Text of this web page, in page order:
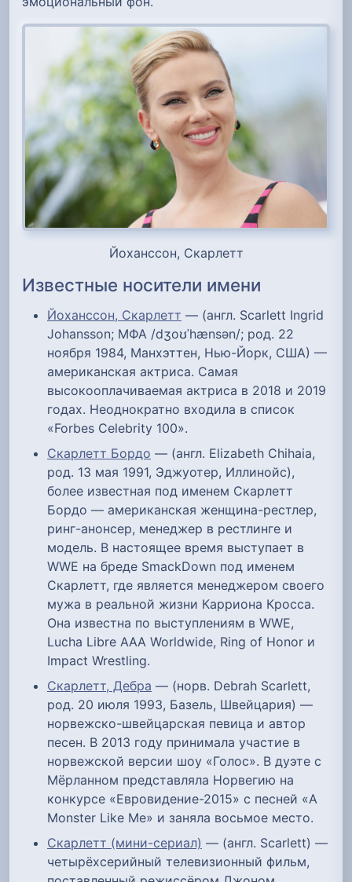
Йоханссон, Скарлетт
Известные носители имени
Йоханссон, Скарлетт — (англ. Scarlett Ingrid
Johansson; МФА /dʒoʊˈhænsən/; род. 22
ноября 1984, Манхэттен, Нью-Йорк, США) —
американская актриса. Самая
высокооплачиваемая актриса в 2018 и 2019
годах. Неоднократно входила в список
«Forbes Celebrity 100».
Скарлетт Бордо — (англ. Elizabeth Chihaia,
род. 13 мая 1991, Эджуотер, Иллинойс),
более известная под именем Скарлетт
Бордо — американская женщина-рестлер,
ринг-анонсер, менеджер в рестлинге и
модель. В настоящее время выступает в
WWE на бреде SmackDown под именем
Скарлетт, где является менеджером своего
мужа в реальной жизни Карриона Кросса.
Она известна по выступлениям в WWE,
Lucha Libre AAA Worldwide, Ring of Honor и
Impact Wrestling.
Скарлетт, Дебра — (норв. Debrah Scarlett,
род. 20 июля 1993, Базель, Швейцария) —
норвежско-швейцарская певица и автор
песен. В 2013 году принимала участие в
норвежской версии шоу «Голос». В дуэте с
Мёрланном представляла Норвегию на
конкурсе «Евровидение-2015» с песней «A
Monster Like Me» и заняла восьмое место.
Скарлетт (мини-сериал) — (англ. Scarlett) —
четырёхсерийный телевизионный фильм,